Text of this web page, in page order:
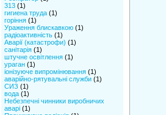
313(1)
гигиена труда(1)
горіння(1)
Ураження блискавкою(1)
радіоактивність(1)
Аварії (катастрофи) (1)
санітарія(1)
штучне освітлення(1)
ураган(1)
іонізуюче випромінювання(1)
аварійно-рятувальні служби(1)
СИЗ (1)
вода(1)
Небезпечні чинники виробничих
аварі(1)